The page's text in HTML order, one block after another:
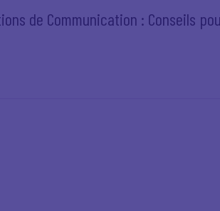
de Communication : Conseils